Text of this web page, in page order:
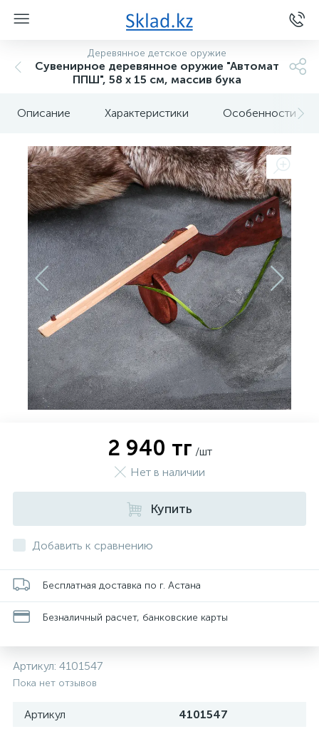
Деревянное детское оружие
Сувенирное деревянное оружие "Автомат
ППШ", 58 х 15 см, массив бука
Описание Характеристики Особенности
2 940 тг /шт
Нет в наличии
Купить
Добавить к сравнению
Бесплатная доставка по г. Астана
Безналичный расчет, банковские карты
Артикул: 4101547
Пока нет отзывов
Артикул
4101547